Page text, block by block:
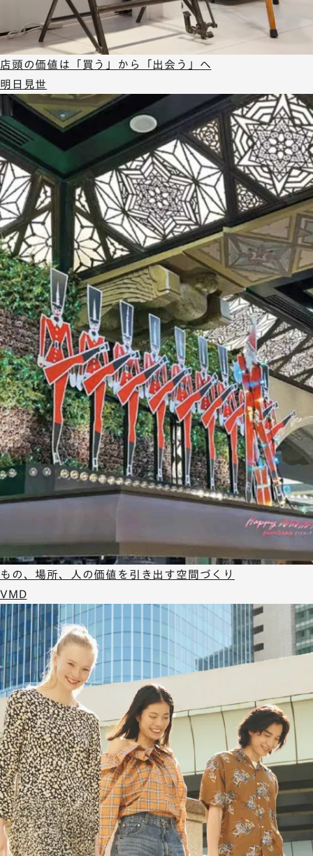
店頭の価値は「買う」から「出会う」へ
明日見世
もの、場所、人の価値を引き出す空間づくり
VMD